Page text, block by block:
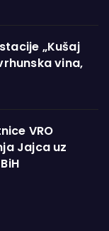
„Kušaj
vina,
VRO
Jajca uz